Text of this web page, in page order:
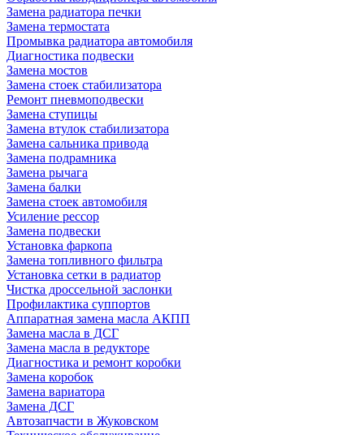
Замена радиатора печки
Замена термостата
Промывка радиатора автомобиля
Диагностика подвески
Замена мостов
Замена стоек стабилизатора
Ремонт пневмоподвески
Замена ступицы
Замена втулок стабилизатора
Замена сальника привода
Замена подрамника
Замена рычага
Замена балки
Замена стоек автомобиля
Усиление рессор
Замена подвески
Установка фаркопа
Замена топливного фильтра
Установка сетки в радиатор
Чистка дроссельной заслонки
Профилактика суппортов
Аппаратная замена масла АКПП
Замена масла в ДСГ
Замена масла в редукторе
Диагностика и ремонт коробки
Замена коробок
Замена вариатора
Замена ДСГ
Автозапчасти в Жуковском